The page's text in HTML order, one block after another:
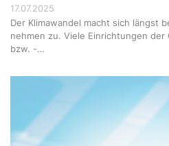
17.07.2025
Der Klimawandel macht sich längst
nehmen zu. Viele Einrichtungen
bzw. -…